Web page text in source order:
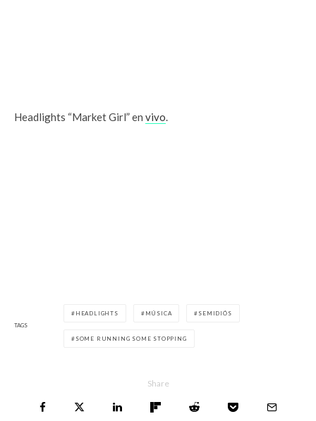
Headlights “Market Girl” en vivo.
TAGS
HEADLIGHTS MÚSICA SEMIDIÓS
SOME RUNNING SOME STOPPING
Share